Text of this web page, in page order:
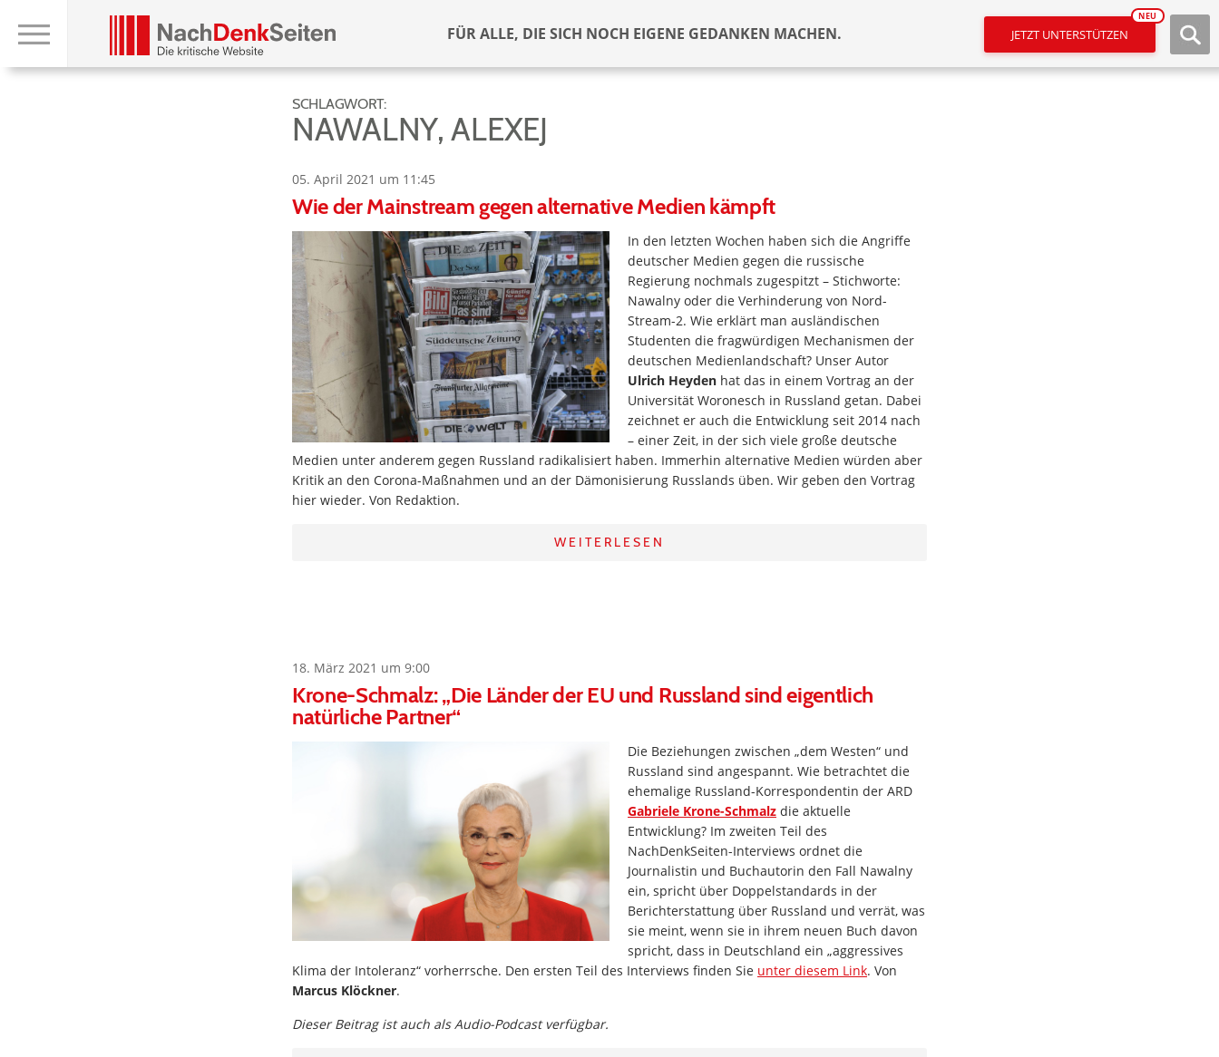
FÜR ALLE, DIE SICH NOCH EIGENE GEDANKEN MACHEN. JETZT UNTERSTÜTZEN
NEU
SCHLAGWORT:
NAWALNY, ALEXEJ
05. April 2021 um 11:45
Wie der Mainstream gegen alternative Medien kämpft
In den letzten Wochen haben sich die Angriffe
deutscher Medien gegen die russische
Regierung nochmals zugespitzt – Stichworte:
Nawalny oder die Verhinderung von Nord-
Stream-2. Wie erklärt man ausländischen
Studenten die fragwürdigen Mechanismen der
deutschen Medienlandschaft? Unser Autor
Ulrich Heyden hat das in einem Vortrag an der
Universität Woronesch in Russland getan. Dabei
zeichnet er auch die Entwicklung seit 2014 nach
– einer Zeit, in der sich viele große deutsche
Medien unter anderem gegen Russland radikalisiert haben. Immerhin alternative Medien würden aber
Kritik an den Corona-Maßnahmen und an der Dämonisierung Russlands üben. Wir geben den Vortrag
hier wieder. Von Redaktion.
WEITERLESEN
18. März 2021 um 9:00
Krone-Schmalz: „Die Länder der EU und Russland sind eigentlich
natürliche Partner“
Die Beziehungen zwischen „dem Westen“ und
Russland sind angespannt. Wie betrachtet die
ehemalige Russland-Korrespondentin der ARD
Gabriele Krone-Schmalz die aktuelle
Entwicklung? Im zweiten Teil des
NachDenkSeiten-Interviews ordnet die
Journalistin und Buchautorin den Fall Nawalny
ein, spricht über Doppelstandards in der
Berichterstattung über Russland und verrät, was
sie meint, wenn sie in ihrem neuen Buch davon
spricht, dass in Deutschland ein „aggressives
Klima der Intoleranz“ vorherrsche. Den ersten Teil des Interviews finden Sie unter diesem Link. Von
Marcus Klöckner.
Dieser Beitrag ist auch als Audio-Podcast verfügbar.